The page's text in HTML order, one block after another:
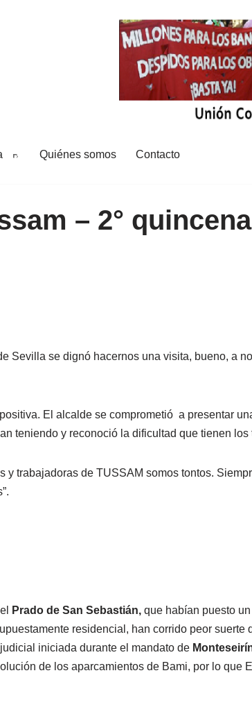
Quiénes somos Contacto
– 2°
Sevilla se dignó hacernos una visita, bueno, a
El alcalde se comprometió a presentar
teniendo y reconoció la dificultad que tienen
trabajadoras de TUSSAM somos tontos.
Prado de San Sebastián, que habían puesto
residencial, han corrido peor
iniciada durante el mandato de
de los aparcamientos de Bami, por lo que